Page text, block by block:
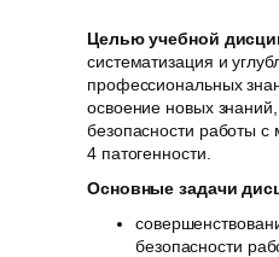
Целью учебной
систематизация и
профессиональных
освоение новых
безопасности работы
4 патогенности.
Основные задачи
безопасности